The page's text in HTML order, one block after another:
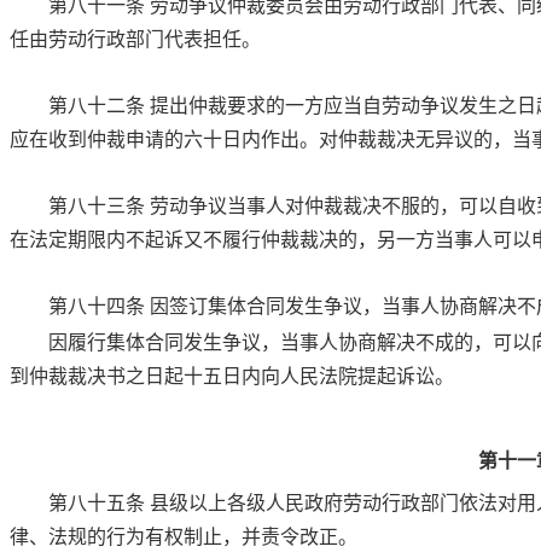
第八十一条 劳动争议仲裁委员会由劳动行政部门代表、
任由劳动行政部门代表担任。
第八十二条 提出仲裁要求的一方应当自劳动争议发生之
应在收到仲裁申请的六十日内作出。对仲裁裁决无异议的，当
第八十三条 劳动争议当事人对仲裁裁决不服的，可以自
在法定期限内不起诉又不履行仲裁裁决的，另一方当事人可以
第八十四条 因签订集体合同发生争议，当事人协商解决
因履行集体合同发生争议，当事人协商解决不成的，可
到仲裁裁决书之日起十五日内向人民法院提起诉讼。
第十
第八十五条 县级以上各级人民政府劳动行政部门依法对
律、法规的行为有权制止，并责令改正。